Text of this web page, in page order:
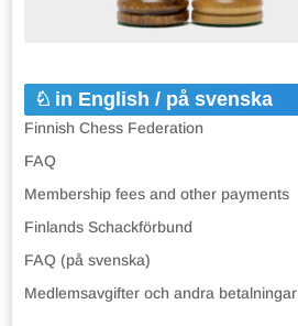
in English / på svenska
Finnish Chess Federation
FAQ
Membership fees and other payments
Finlands Schackförbund
FAQ (på svenska)
Medlemsavgifter och andra betalningar